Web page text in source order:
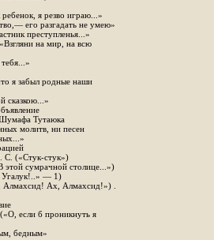
ребенок, я резво играю...»
его разгадать не умею»
преступленья...»
на мир, на всю
я забыл родные наши
сказкою...»
Тутаюка
молитв, ни песен
С. («Стук-стук»)
сумрачной столице...»)
— 1)
Ах, Алмахсид!») .
если б проникнуть я
бедным»